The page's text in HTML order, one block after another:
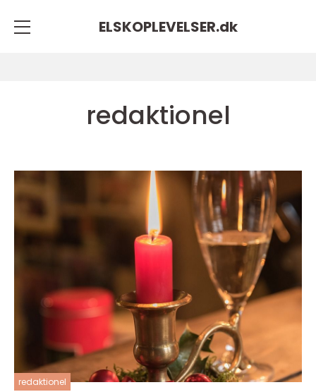
ELSKOPLEVELSER.dk
redaktionel
redaktionel